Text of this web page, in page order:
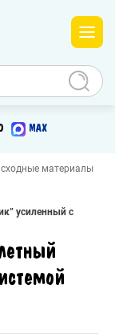
MAX
материалы
усиленный с